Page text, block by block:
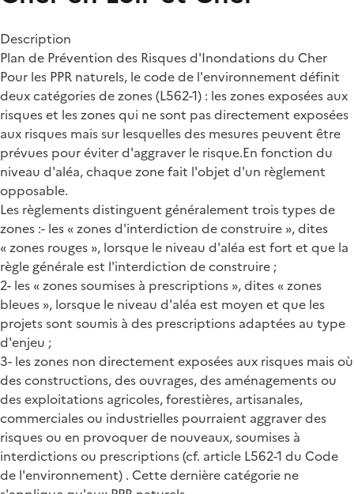
Description
Plan de Prévention des Risques d'Inondations du Cher
Pour les PPR naturels, le code de l'environnement définit
deux catégories de zones (L562-1) : les zones exposées aux
risques et les zones qui ne sont pas directement exposées
aux risques mais sur lesquelles des mesures peuvent être
prévues pour éviter d'aggraver le risque.En fonction du
niveau d'aléa, chaque zone fait l'objet d'un règlement
opposable.
Les règlements distinguent généralement trois types de
zones :- les « zones d'interdiction de construire », dites
« zones rouges », lorsque le niveau d'aléa est fort et que la
règle générale est l'interdiction de construire ;
2- les « zones soumises à prescriptions », dites « zones
bleues », lorsque le niveau d'aléa est moyen et que les
projets sont soumis à des prescriptions adaptées au type
d'enjeu ;
3- les zones non directement exposées aux risques mais où
des constructions, des ouvrages, des aménagements ou
des exploitations agricoles, forestières, artisanales,
commerciales ou industrielles pourraient aggraver des
risques ou en provoquer de nouveaux, soumises à
interdictions ou prescriptions (cf. article L562-1 du Code
de l'environnement) . Cette dernière catégorie ne